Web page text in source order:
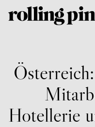
Hotellerie